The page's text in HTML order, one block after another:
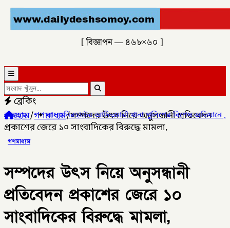
[ বিজ্ঞাপন — ৪৬৮×৬০ ]
ব্রেকিং
আদিতমারী থানা পুলিশের বিশেষ অভিযানে , মাদক সম্রাট
হোম/গণমাধ্যম/সম্পদের উৎস নিয়ে অনুসন্ধানী প্রতিবেদন
প্রকাশের জেরে ১০ সাংবাদিকের বিরুদ্ধে মামলা,
গণমাধ্যম
সম্পদের উৎস নিয়ে অনুসন্ধানী
প্রতিবেদন প্রকাশের জেরে ১০
সাংবাদিকের বিরুদ্ধে মামলা,